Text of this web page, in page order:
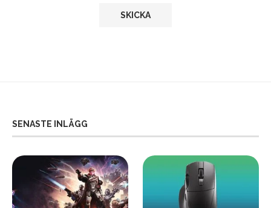
SENASTE INLÄGG